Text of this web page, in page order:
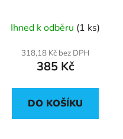
Ihned k odběru (1 ks)
318,18 Kč bez DPH
385 Kč
DO KOŠÍKU